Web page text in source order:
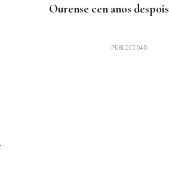
Ourense cen anos despois